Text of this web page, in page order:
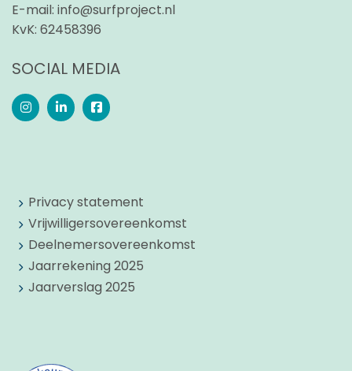
E-mail: info@surfproject.nl
KvK: 62458396
SOCIAL MEDIA
Privacy statement
Vrijwilligersovereenkomst
Deelnemersovereenkomst
Jaarrekening 2025
Jaarverslag 2025